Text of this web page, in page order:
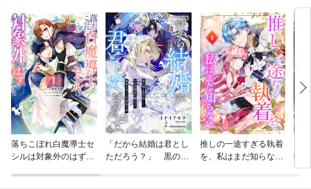
落ちこぼれ白魔導士セ
シルは対象外のはずで
「だから結婚は君とし
ただろう？」 黒の姉
推しの一途すぎる執着
を、私はまだ知らない
時